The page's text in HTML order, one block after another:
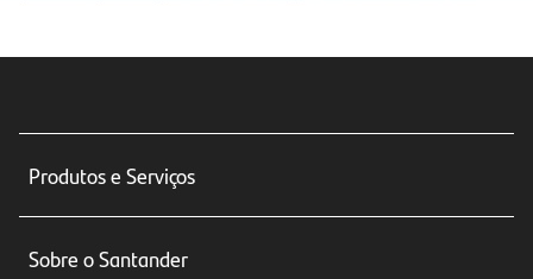
Produtos e Serviços
Sobre o Santander